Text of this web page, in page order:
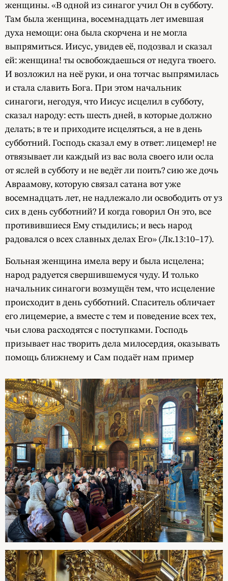
женщины. «В одной из синагог учил Он в субботу.
Там была женщина, восемнадцать лет имевшая
духа немощи: она была скорчена и не могла
выпрямиться. Иисус, увидев её, подозвал и сказал
ей: женщина! ты освобождаешься от недуга твоего.
И возложил на неё руки, и она тотчас выпрямилась
и стала славить Бога. При этом начальник
синагоги, негодуя, что Иисус исцелил в субботу,
сказал народу: есть шесть дней, в которые должно
делать; в те и приходите исцеляться, а не в день
субботний. Господь сказал ему в ответ: лицемер! не
отвязывает ли каждый из вас вола своего или осла
от яслей в субботу и не ведёт ли поить? сию же дочь
Авраамову, которую связал сатана вот уже
восемнадцать лет, не надлежало ли освободить от уз
сих в день субботний? И когда говорил Он это, все
противившиеся Ему стыдились; и весь народ
радовался о всех славных делах Его» (Лк.13:10–17).
Больная женщина имела веру и была исцелена;
народ радуется свершившемуся чуду. И только
начальник синагоги возмущён тем, что исцеление
происходит в день субботний. Спаситель обличает
его лицемерие, а вместе с тем и поведение всех тех,
чьи слова расходятся с поступками. Господь
призывает нас творить дела милосердия, оказывать
помощь ближнему и Сам подаёт нам пример